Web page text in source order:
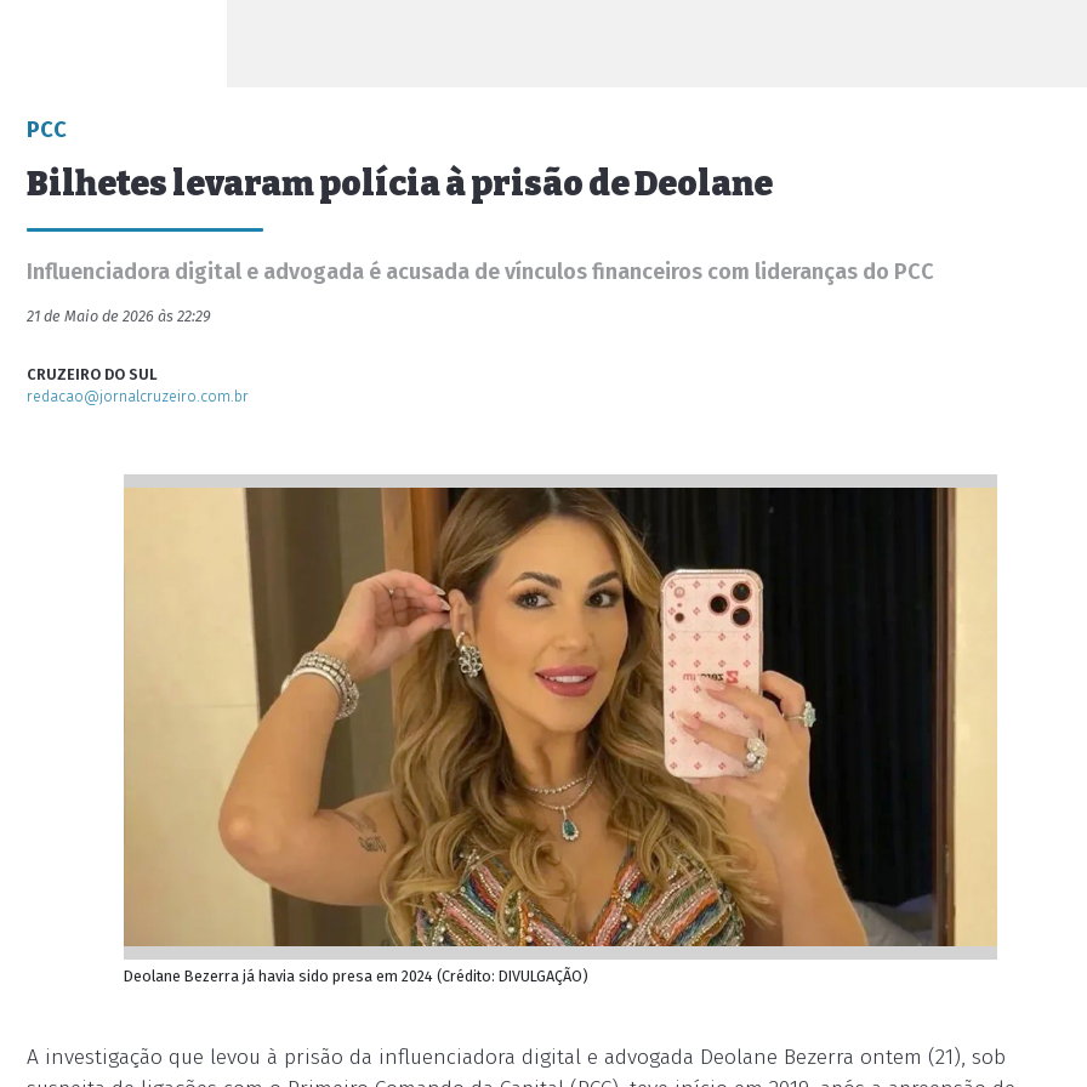
PCC
Bilhetes levaram polícia à prisão de Deolane
Influenciadora digital e advogada é acusada de vínculos financeiros com lideranças do PCC
21 de Maio de 2026 às 22:29
CRUZEIRO DO SUL
redacao@jornalcruzeiro.com.br
Deolane Bezerra já havia sido presa em 2024 (Crédito: DIVULGAÇÃO)
A investigação que levou à prisão da influenciadora digital e advogada Deolane Bezerra ontem (21), sob